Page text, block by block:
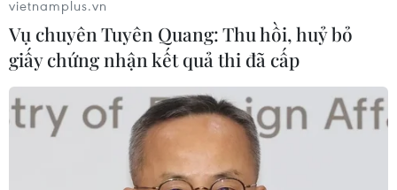
Cảnh báo tốc độ nóng lên toàn cầu tăng
vietnamplus.vn
Vụ chuyên Tuyên Quang: Thu hồi, huỷ bỏ
giấy chứng nhận kết quả thi đã cấp